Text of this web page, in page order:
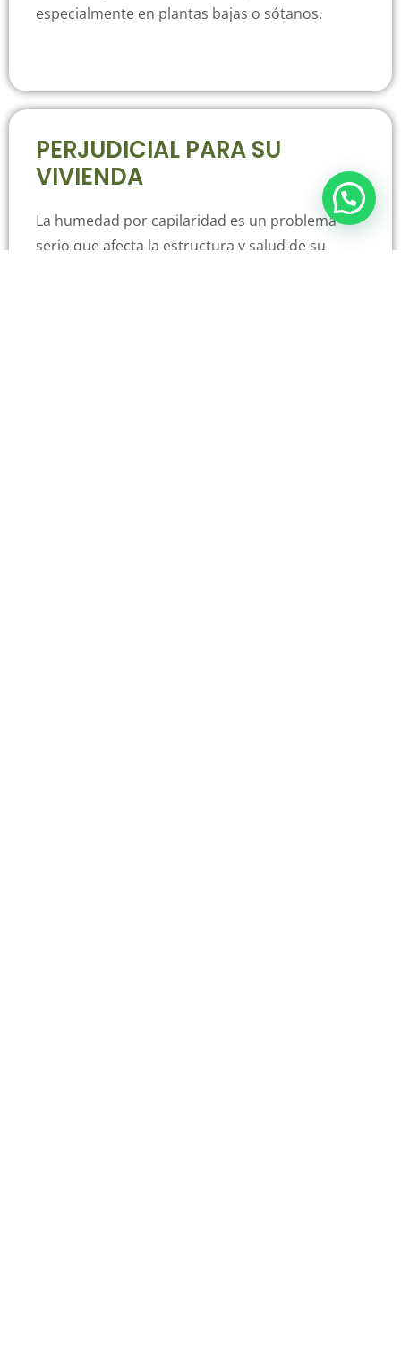
especialmente en plantas bajas o sótanos.
PERJUDICIAL PARA SU
VIVIENDA
La humedad por capilaridad es un problema
serio que afecta la estructura y salud de su